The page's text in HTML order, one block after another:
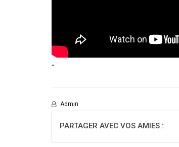
"
Admin
PARTAGER AVEC VOS AMIES :